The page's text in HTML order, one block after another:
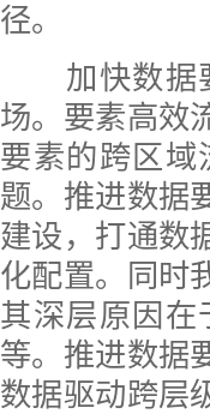
径。
加快数据要
场。要素高效
要素的跨区域
题。推进数据
建设，打通数
化配置。同时
其深层原因在
等。推进数据
数据驱动跨层